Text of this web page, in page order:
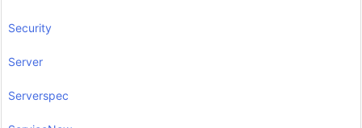
Security
Server
Serverspec